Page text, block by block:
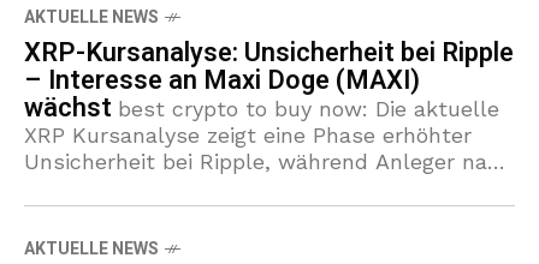
AKTUELLE NEWS
XRP-Kursanalyse: Unsicherheit bei Ripple
– Interesse an Maxi Doge (MAXI)
wächst best crypto to buy now: Die aktuelle
XRP Kursanalyse zeigt eine Phase erhöhter
Unsicherheit bei Ripple, während Anleger nach
suchen. Makroindikatoren und Statements von
AKTUELLE NEWS